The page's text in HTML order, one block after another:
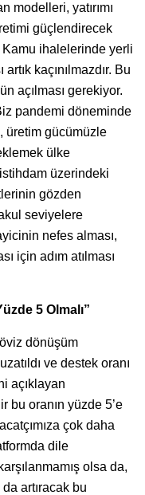
modelleri, yatırımı
güçlendirecek
ihalelerinde yerli
kaçınılmazdır. Bu
açılması gerekiyor.
pandemi döneminde
üretim gücümüzle
ülke
üzerindeki
gözden
seviyelere
nefes alması,
için adım atılması
5 Olmalı”
dönüşüm
ve destek oranı
açıklayan
bu oranın yüzde 5’e
çok daha
dile
olsa da,
artıracak bu